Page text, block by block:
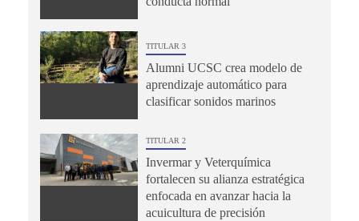
TITULAR 3
Alumni UCSC crea modelo de
aprendizaje automático para
clasificar sonidos marinos
TITULAR 2
Invermar y Veterquímica
fortalecen su alianza estratégica
enfocada en avanzar hacia la
acuicultura de precisión